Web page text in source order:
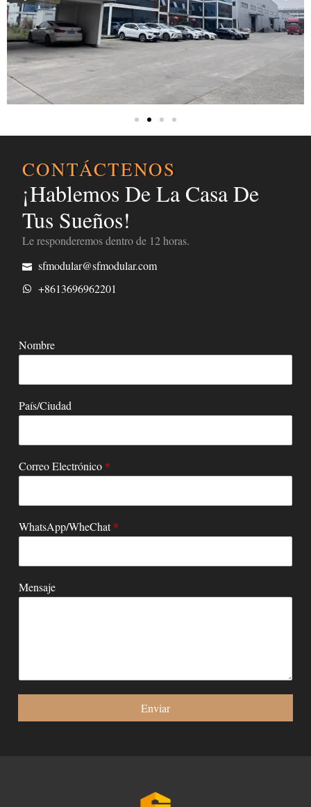
CONTÁCTENOS
¡Hablemos De La Casa De
Tus Sueños!
Le responderemos dentro de 12 horas.
sfmodular@sfmodular.com
+8613696962201
Nombre
País/Ciudad
Correo Electrónico *
WhatsApp/WheChat*
Mensaje
Enviar